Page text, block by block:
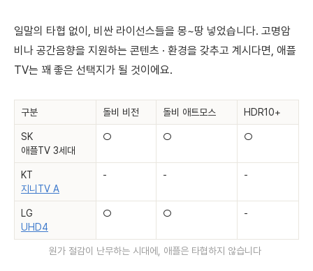
일말의 타협 없이, 비싼 라이선스들을 몽~땅 넣었습니다. 고명암
비나 공간음향을 지원하는 콘텐츠 · 환경을 갖추고 계시다면, 애플
TV는 꽤 좋은 선택지가 될 것이에요.
구분 돌비 비전 돌비 애트모스 HDR10+
SK
애플TV 3세대
○ ○ ○
KT
지니TV A
- - -
LG
UHD4
○ ○ -
원가 절감이 난무하는 시대에, 애플은 타협하지 않습니다